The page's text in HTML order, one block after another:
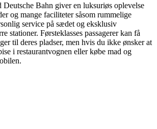
Deutsche Bahn giver en luksuriøs oplevelse
og mange faciliteter såsom rummelige
service på sædet og eksklusiv
stationer. Førsteklasses passagerer kan få
til deres pladser, men hvis du ikke ønsker at
i restaurantvognen eller købe mad og